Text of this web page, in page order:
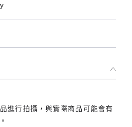
進行拍攝，與實際商品可能會有